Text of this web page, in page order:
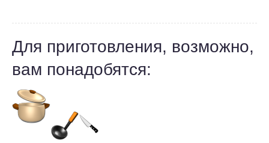
Для приготовления, возможно,
вам понадобятся: